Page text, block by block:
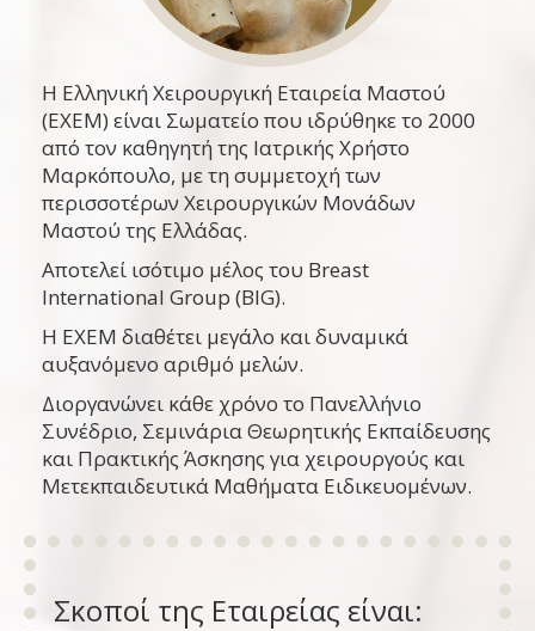
Η Ελληνική Χειρουργική Εταιρεία Μαστού
(ΕΧΕΜ) είναι Σωματείο που ιδρύθηκε το 2000
από τον καθηγητή της Ιατρικής Χρήστο
Μαρκόπουλο, με τη συμμετοχή των
περισσοτέρων Χειρουργικών Μονάδων
Μαστού της Ελλάδας.
Αποτελεί ισότιμο μέλος του Breast
International Group (BIG).
Η ΕΧΕΜ διαθέτει μεγάλο και δυναμικά
αυξανόμενο αριθμό μελών.
Διοργανώνει κάθε χρόνο το Πανελλήνιο
Συνέδριο, Σεμινάρια Θεωρητικής Εκπαίδευσης
και Πρακτικής Άσκησης για χειρουργούς και
Μετεκπαιδευτικά Μαθήματα Ειδικευομένων.
Σκοποί της Εταιρείας είναι: